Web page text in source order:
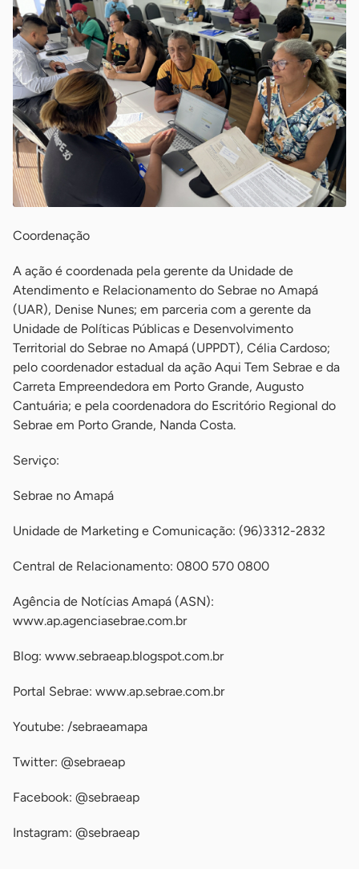
Coordenação
A ação é coordenada pela gerente da Unidade de
Atendimento e Relacionamento do Sebrae no Amapá
(UAR), Denise Nunes; em parceria com a gerente da
Unidade de Políticas Públicas e Desenvolvimento
Territorial do Sebrae no Amapá (UPPDT), Célia Cardoso;
pelo coordenador estadual da ação Aqui Tem Sebrae e da
Carreta Empreendedora em Porto Grande, Augusto
Cantuária; e pela coordenadora do Escritório Regional do
Sebrae em Porto Grande, Nanda Costa.
Serviço:
Sebrae no Amapá
Unidade de Marketing e Comunicação: (96)3312-2832
Central de Relacionamento: 0800 570 0800
Agência de Notícias Amapá (ASN):
www.ap.agenciasebrae.com.br
Blog: www.sebraeap.blogspot.com.br
Portal Sebrae: www.ap.sebrae.com.br
Youtube: /sebraeamapa
Twitter: @sebraeap
Facebook: @sebraeap
Instagram: @sebraeap